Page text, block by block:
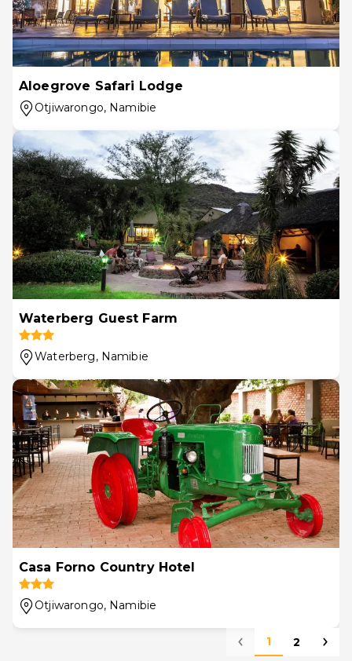
Aloegrove Safari Lodge
Otjiwarongo, Namibie
Waterberg Guest Farm
Waterberg, Namibie
Casa Forno Country Hotel
Otjiwarongo, Namibie
1 2